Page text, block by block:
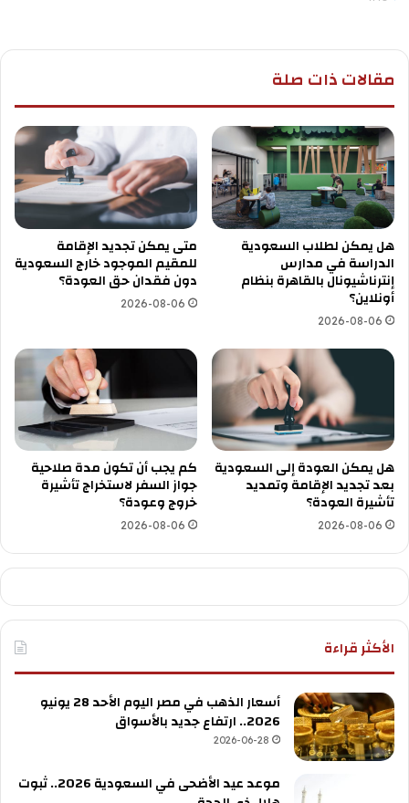
مقالات ذات صلة
هل يمكن لطلاب السعودية
الدراسة في مدارس
إنترناشيونال بالقاهرة بنظام
أونلاين؟
2026-08-06
متى يمكن تجديد الإقامة
للمقيم الموجود خارج السعودية
دون فقدان حق العودة؟
2026-08-06
هل يمكن العودة إلى السعودية
بعد تجديد الإقامة وتمديد
تأشيرة العودة؟
2026-08-06
كم يجب أن تكون مدة صلاحية
جواز السفر لاستخراج تأشيرة
خروج وعودة؟
2026-08-06
الأكثر قراءة
أسعار الذهب في مصر اليوم الأحد 28 يونيو
2026.. ارتفاع جديد بالأسواق
2026-06-28
موعد عيد الأضحى في السعودية 2026.. ثبوت